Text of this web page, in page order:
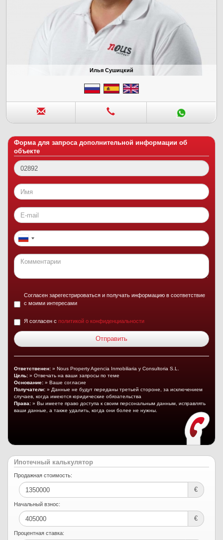
Илья Сушицкий
Форма для запроса дополнительной информации об
объекте
Согласен зарегестрироваться и получать информацию в соответствие
с моими интересами
Я согласен с политикой о конфиденциальности
Ответственен: » Nous Property Agencia Inmobiliaria y Consultoria S.L.
Цель: » Отвечать на ваши запросы по теме
Основание: » Ваше согласие
Получатели: » Данные не будут переданы третьей стороне, за исключением
случаев, когда имеются юридические обязательства
Права: » Вы имеете право доступа к своим персональным данным, исправлять
ваши данные, а также удалить, когда они более не нужны.
Ипотечный калькулятор
Продажная стоимость:
€
Начальный взнос:
€
Процентная ставка: